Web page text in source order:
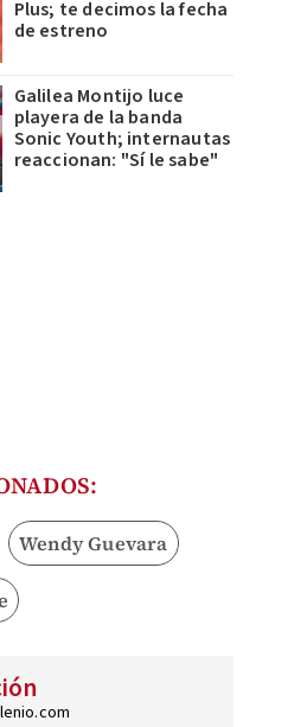
Plus; te decimos la fecha
de estreno
Galilea Montijo luce
playera de la banda
Sonic Youth; internautas
reaccionan: "Sí le sabe"
Wendy Guevara